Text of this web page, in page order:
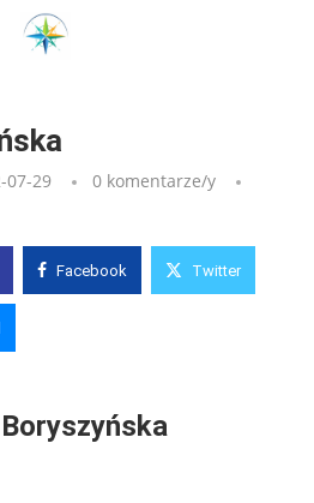
Boryszyńska
07-29
0 komentarze/y
Facebook Twitter